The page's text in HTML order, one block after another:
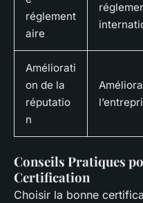
réglement
aire
Améliorati
on de la
réputatio
n
Conseils Pratiques
Certification
Choisir la bonne